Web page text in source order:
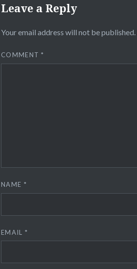
Leave a Reply
Your email address will not be published.
COMMENT*
NAME *
EMAIL *